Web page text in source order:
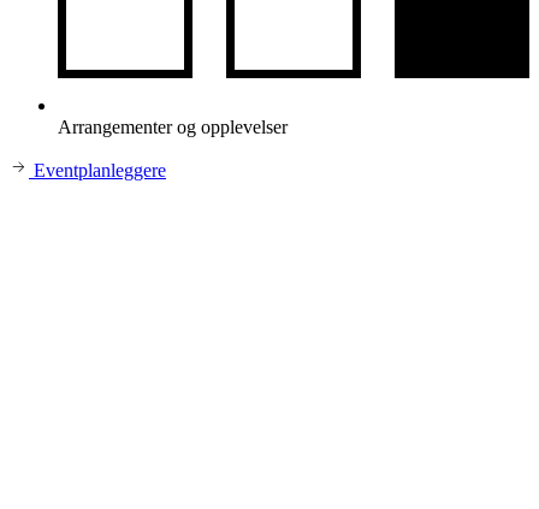
Arrangementer og opplevelser
Eventplanleggere